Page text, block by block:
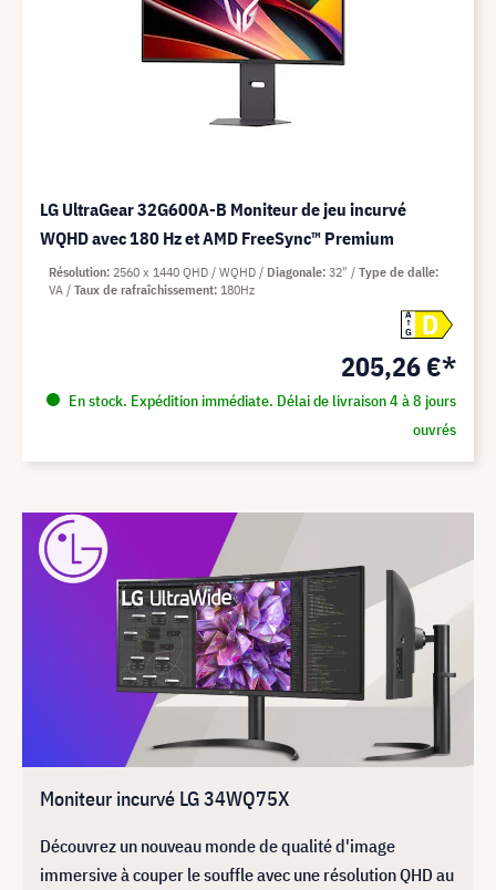
LG UltraGear 32G600A-B Moniteur de jeu incurvé
WQHD avec 180 Hz et AMD FreeSync™ Premium
A
G
D
205,26 €*
En stock. Expédition immédiate. Délai de livraison 4 à 8 jours
ouvrés
Résolution 2560 x 1440 QHD / WQHD Diagonale 32"
Type de dalle
VA
Taux de rafraîchissement 180Hz
Moniteur incurvé LG 34WQ75X
Découvrez un nouveau monde de qualité d'image
immersive à couper le souffle avec une résolution QHD au